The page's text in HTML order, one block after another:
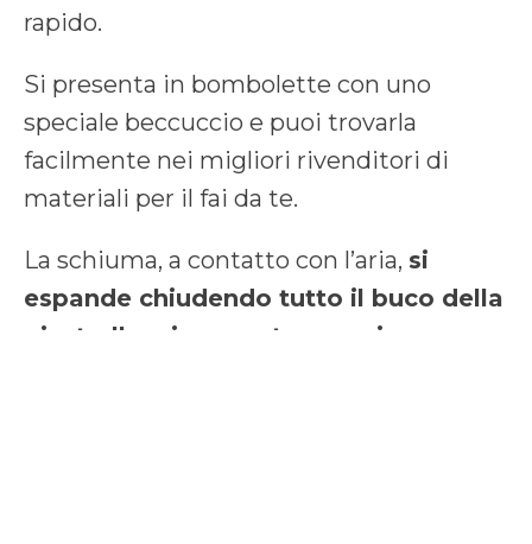
rapido.
Si presenta in bombolette con uno
speciale beccuccio e puoi trovarla
facilmente nei migliori rivenditori di
materiali per il fai da te.
La schiuma, a contatto con l’aria, si
espande chiudendo tutto il buco della
piastrella e in poco tempo si